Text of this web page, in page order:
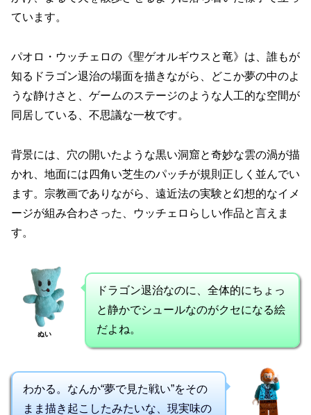
ています。
パオロ・ウッチェロの《聖ゲオルギウスと竜》は、誰もが
知るドラゴン退治の場面を描きながら、どこか夢の中のよ
うな静けさと、ゲームのステージのような人工的な空間が
同居している、不思議な一枚です。
背景には、穴の開いたような黒い洞窟と奇妙な雲の渦が描
かれ、地面には四角い芝生のパッチが規則正しく並んでい
ます。宗教画でありながら、遠近法の実験と幻想的なイメ
ージが組み合わさった、ウッチェロらしい作品と言えま
す。
ぬい
ドラゴン退治なのに、全体的にちょっ
と静かでシュールなのがクセになる絵
だよね。
わかる。なんか“夢で見た戦い”をその
まま描き起こしたみたいな、現実味の